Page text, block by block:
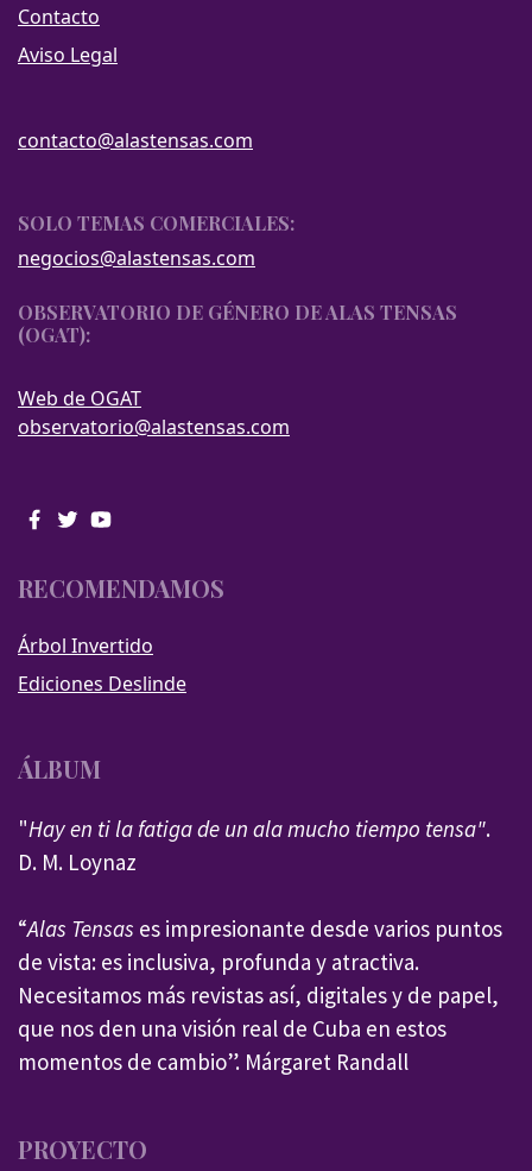
Contacto
Aviso Legal
contacto@alastensas.com
SOLO TEMAS COMERCIALES:
negocios@alastensas.com
OBSERVATORIO DE GÉNERO DE ALAS TENSAS
(OGAT):
Web de OGAT
observatorio@alastensas.com
RECOMENDAMOS
Árbol Invertido
Ediciones Deslinde
ÁLBUM
"Hay en ti la fatiga de un ala mucho tiempo tensa".
D. M. Loynaz
“Alas Tensas es impresionante desde varios puntos
de vista: es inclusiva, profunda y atractiva.
Necesitamos más revistas así, digitales y de papel,
que nos den una visión real de Cuba en estos
momentos de cambio”. Márgaret Randall
PROYECTO